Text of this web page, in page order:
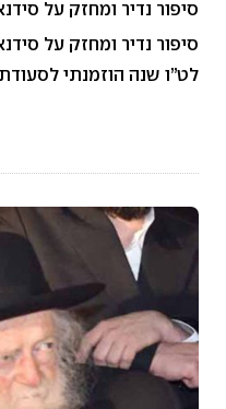
סיפור נדיר ומחזק על
סיפור נדיר ומחזק על
לט”ו שנה הוזמנתי